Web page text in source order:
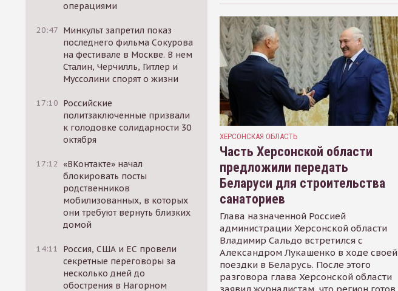
операциями
20:47 Минкульт запретил показ
последнего фильма Сокурова
на фестивале в Москве. В нем
Сталин, Черчилль, Гитлер и
Муссолини спорят о жизни
17:10 Российские
политзаключенные призвали
к голодовке солидарности 30
октября
17:12 «ВКонтакте» начал
блокировать посты
родственников
мобилизованных, в которых
они требуют вернуть близких
домой
14:11
Россия, США и ЕС провели
секретные переговоры за
несколько дней до
обострения в Нагорном
ХЕРСОНСКАЯ ОБЛАСТЬ
Часть Херсонской области
предложили передать
Беларуси для строительства
санаториев
Глава назначенной Россией
администрации Херсонской области
Владимир Сальдо встретился с
Александром Лукашенко в ходе своей
поездки в Беларусь. После этого
разговора глава Херсонской области